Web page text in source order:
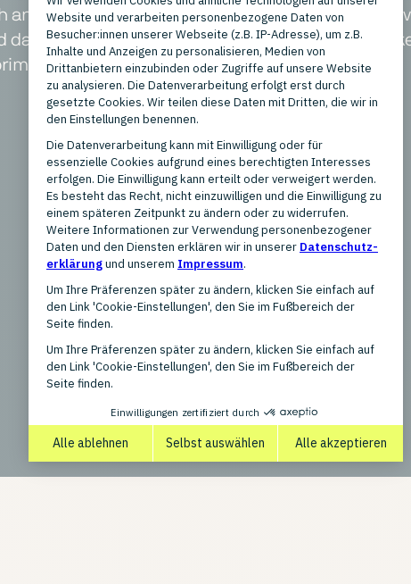
an mittelständische bis große Unternehmen und
das Unternehmen mit über 300 Filialen eine
auf den polnischen Markt über empik.com.
Produkttypen
New, Refurbished, Used / Pre-
owned